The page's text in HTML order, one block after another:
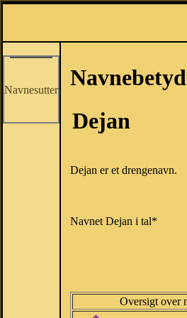
Navnesutter
Dejan
Dejan er et drengenavn.
Navnet Dejan i tal*
Oversigt over